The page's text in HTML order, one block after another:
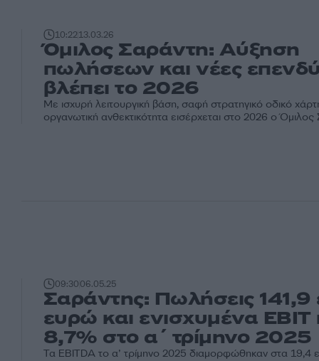
10:2213.03.26
Όμιλος Σαράντη: Αύξηση
πωλήσεων και νέες
βλέπει το 2026
Με ισχυρή λειτουργική βάση, σαφή στρατηγικό οδικό
οργανωτική ανθεκτικότητα εισέρχεται στο 2026 ο Όμιλος
09:3006.05.25
Σαράντης: Πωλήσεις 141,9
ευρώ και ενισχυμένα EBIT
8,7% στο α΄ τρίμηνο 2025
Τα EBITDA το α’ τρίμηνο 2025 διαμορφώθηκαν στα 19,4